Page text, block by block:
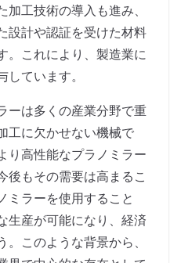
工技術の導入も進み、
設計や認証を受けた材料
。これにより、製造業に
ています。
ーは多くの産業分野で重
工に欠かせない機械で
り高性能なプラノミラー
後もその需要は高まるこ
ミラーを使用すること
生産が可能になり、経済
このような背景から、